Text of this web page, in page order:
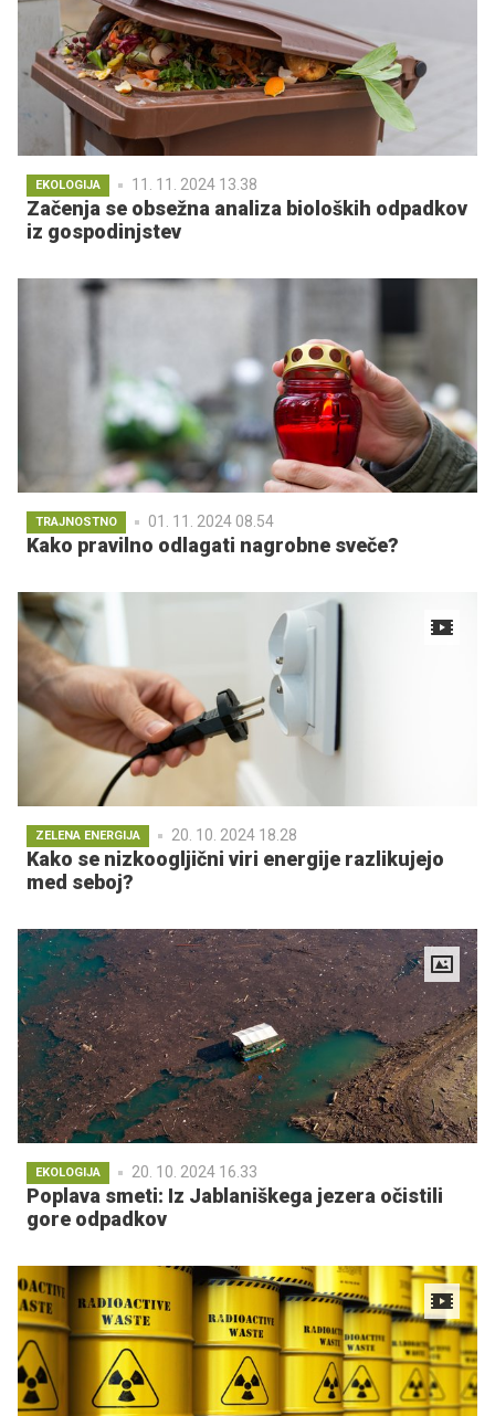
EKOLOGIJA 11. 11. 2024 13.38
Začenja se obsežna analiza bioloških odpadkov
iz gospodinjstev
TRAJNOSTNO 01. 11. 2024 08.54
Kako pravilno odlagati nagrobne sveče?
ZELENA ENERGIJA 20. 10. 2024 18.28
Kako se nizkoogljični viri energije razlikujejo
med seboj?
EKOLOGIJA 20. 10. 2024 16.33
Poplava smeti: Iz Jablaniškega jezera očistili
gore odpadkov